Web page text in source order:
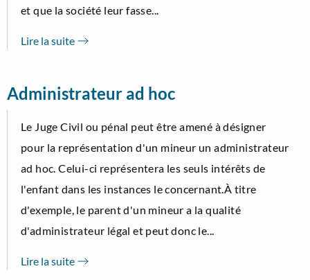
et que la société leur fasse...
Lire la suite
Administrateur ad hoc
Le Juge Civil ou pénal peut être amené à désigner
pour la représentation d'un mineur un administrateur
ad hoc. Celui-ci représentera les seuls intérêts de
l'enfant dans les instances le concernant.À titre
d'exemple, le parent d'un mineur a la qualité
d'administrateur légal et peut donc le...
Lire la suite